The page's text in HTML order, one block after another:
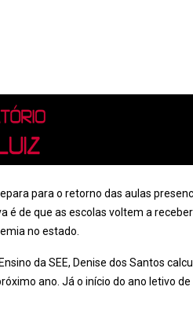
para o retorno das aulas
é de que as escolas voltem a
no estado.
da SEE, Denise dos Santos
ano. Já o início do ano letivo de